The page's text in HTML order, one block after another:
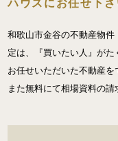
ハウスにお任せ下さ
和歌山市金谷の不動産物
定は、『買いたい人』がた
お任せいただいた不動産を
また無料にて相場資料の請